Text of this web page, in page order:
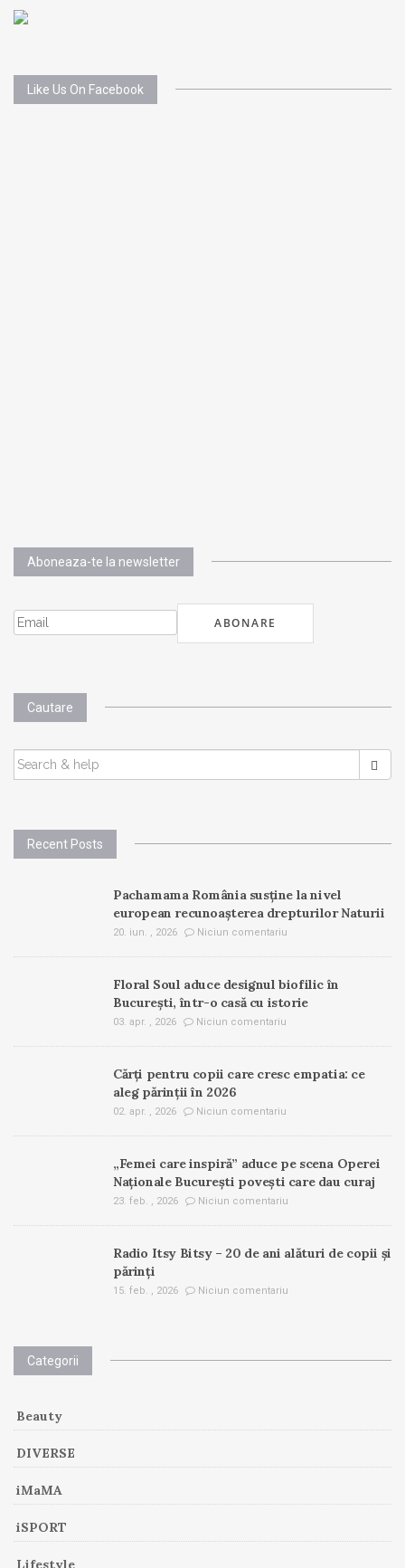
Like Us On Facebook
Aboneaza-te la newsletter
Cautare
SEARCH
FOR:
Recent Posts
Pachamama România susține la nivel
european recunoașterea drepturilor Naturii
20. iun. , 2026 Niciun comentariu
Floral Soul aduce designul biofilic în
București, într-o casă cu istorie
03. apr. , 2026 Niciun comentariu
Cărți pentru copii care cresc empatia: ce
aleg părinții în 2026
02. apr. , 2026 Niciun comentariu
„Femei care inspiră” aduce pe scena Operei
Naționale București povești care dau curaj
23. feb. , 2026 Niciun comentariu
Radio Itsy Bitsy – 20 de ani alături de copii și
părinți
15. feb. , 2026 Niciun comentariu
Categorii
Beauty
DIVERSE
iMaMA
iSPORT
Lifestyle